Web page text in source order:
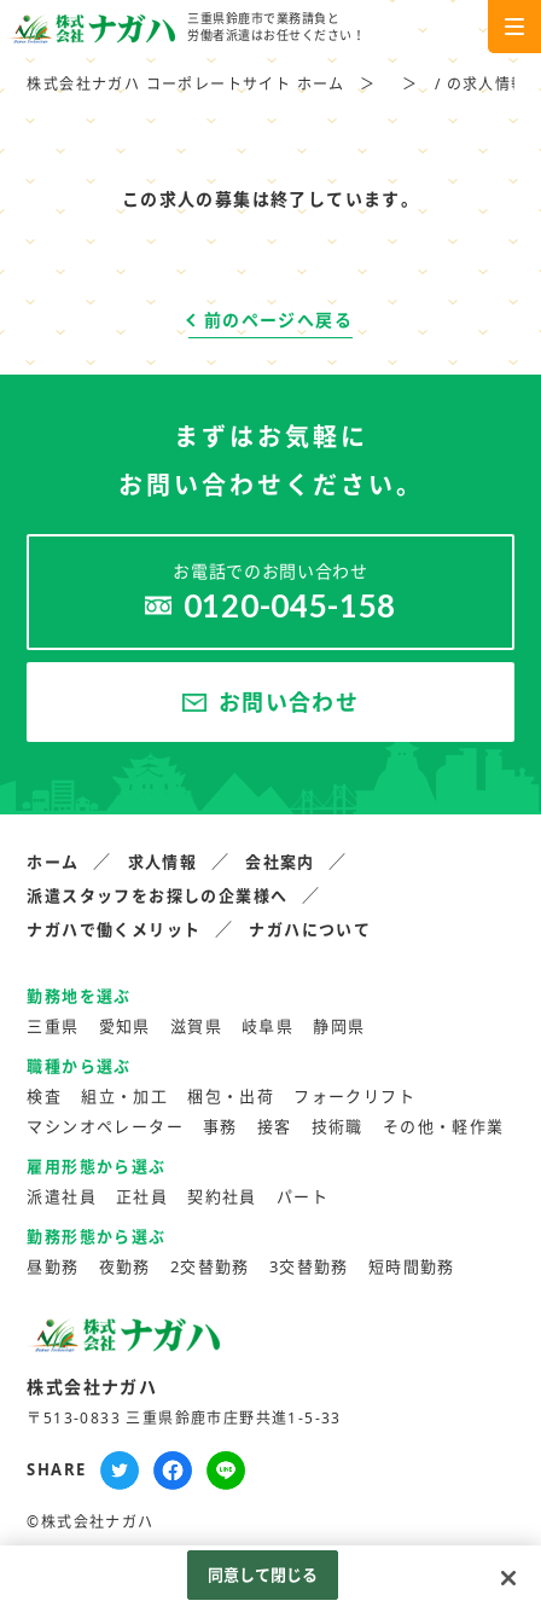
三重県鈴鹿市で業務請負と
労働者派遣はお任せください！
株式会社ナガハ コーポレートサイト ホーム / の求人情報
この求人の募集は終了しています。
前のページへ戻る
まずはお気軽に
お問い合わせください。
お電話でのお問い合わせ
0120-045-158
お問い合わせ
ホーム 求人情報
会社案内
派遣スタッフをお探しの企業様へ
ナガハで働くメリット
ナガハについて
勤務地を選ぶ
三重県
愛知県 滋賀県 岐阜県
静岡県
職種から選ぶ
検査
組立・加工 梱包・出荷
フォークリフト
マシンオペレーター
事務 接客 技術職
その他・軽作業
雇用形態から選ぶ
派遣社員
正社員 契約社員
パート
勤務形態から選ぶ
昼勤務
夜勤務 2交替勤務 3交替勤務 短時間勤務
株式会社ナガハ
〒513-0833 三重県鈴鹿市庄野共進1-5-33
SHARE
©株式会社ナガハ
Googleアナリティクスの利用について
同意して閉じる